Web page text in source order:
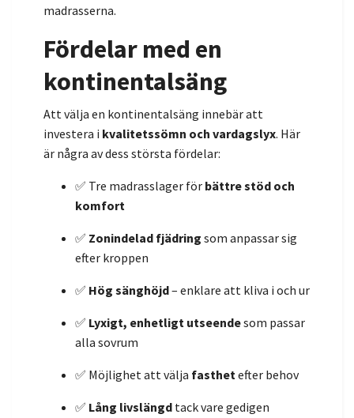
madrasserna.
Fördelar med en
kontinentalsäng
Att välja en kontinentalsäng innebär att
investera i kvalitetssömn och vardagslyx. Här
är några av dess största fördelar:
✅ Tre madrasslager för bättre stöd och
komfort
✅ Zonindelad fjädring som anpassar sig
efter kroppen
✅ Hög sänghöjd– enklare att kliva i och ur
✅ Lyxigt, enhetligt utseendesom passar
alla sovrum
✅ Möjlighet att välja fasthetefter behov
✅ Lång livslängd tack vare gedigen